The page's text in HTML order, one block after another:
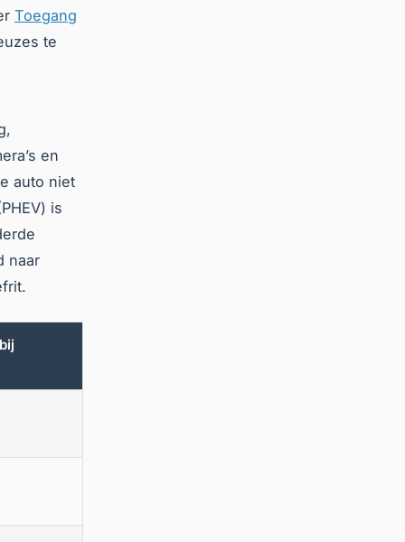
Toegang
te
en
auto niet
is
naar